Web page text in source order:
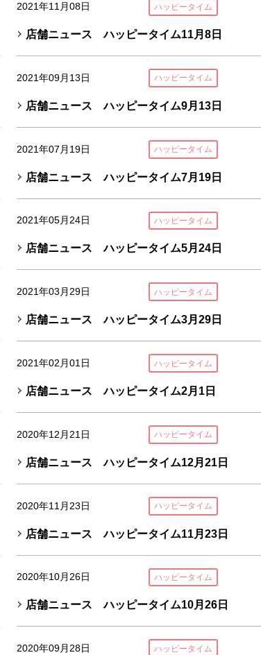
2021年11月08日 ハッピータイム
店舗ニュース ハッピータイム11月8日
2021年09月13日 ハッピータイム
店舗ニュース ハッピータイム9月13日
2021年07月19日 ハッピータイム
店舗ニュース ハッピータイム7月19日
2021年05月24日 ハッピータイム
店舗ニュース ハッピータイム5月24日
2021年03月29日 ハッピータイム
店舗ニュース ハッピータイム3月29日
2021年02月01日 ハッピータイム
店舗ニュース ハッピータイム2月1日
2020年12月21日 ハッピータイム
店舗ニュース ハッピータイム12月21日
2020年11月23日 ハッピータイム
店舗ニュース ハッピータイム11月23日
2020年10月26日 ハッピータイム
店舗ニュース ハッピータイム10月26日
2020年09月28日 ハッピータイム